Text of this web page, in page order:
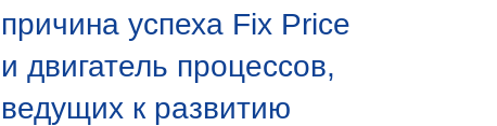
причина успеха Fix Price
и двигатель процессов,
ведущих к развитию